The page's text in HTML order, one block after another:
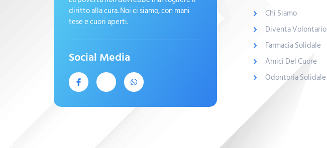
diritto alla cura. Noi ci siamo, con mani
tese e cuori aperti.
Social Media
Chi Siamo
Diventa Volontario
Farmacia Solidale
Amici Del Cuore
Odontoria Solidale